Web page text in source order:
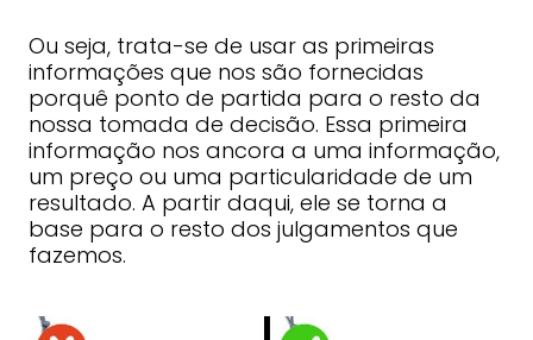
Ou seja, trata-se de usar as primeiras
informações que nos são fornecidas
porquê ponto de partida para o resto da
nossa tomada de decisão. Essa primeira
informação nos ancora a uma informação,
um preço ou uma particularidade de um
resultado. A partir daqui, ele se torna a
base para o resto dos julgamentos que
fazemos.